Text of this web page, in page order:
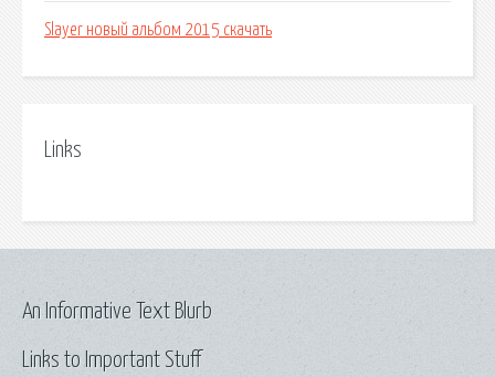
Slayer новый альбом 2015 скачать
Links
Links to Important Stuff
An Informative Text Blurb